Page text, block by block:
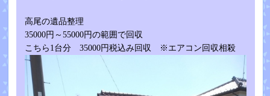
高尾の遺品整理
35000円～55000円の範囲で回収
こちら1台分 35000円税込み回収 ※エアコン回収相殺